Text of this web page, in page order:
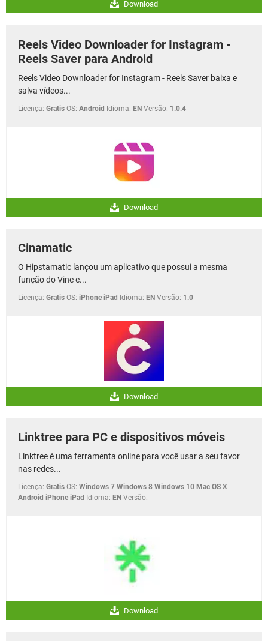
Download
Reels Video Downloader for Instagram -
Reels Saver para Android
Reels Video Downloader for Instagram - Reels Saver baixa e
salva vídeos...
Licença: Gratis OS: Android Idioma: EN Versão: 1.0.4
Download
Cinamatic
O Hipstamatic lançou um aplicativo que possui a mesma
função do Vine e...
Licença: Gratis OS: iPhone iPad Idioma: EN Versão: 1.0
Download
Linktree para PC e dispositivos móveis
Linktree é uma ferramenta online para você usar a seu favor
nas redes...
Licença: Gratis OS: Windows 7 Windows 8 Windows 10 Mac OS X
Android iPhone iPad Idioma: EN Versão:
Download